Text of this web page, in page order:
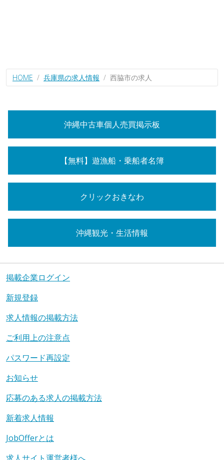
HOME 兵庫県の求人情報 西脇市の求人
沖縄中古車個人売買掲示板
【無料】遊漁船・乗船者名簿
クリックおきなわ
沖縄観光・生活情報
掲載企業ログイン
新規登録
求人情報の掲載方法
ご利用上の注意点
パスワード再設定
お知らせ
応募のある求人の掲載方法
新着求人情報
JobOfferとは